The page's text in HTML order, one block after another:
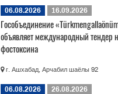
06.08.2026 16.09.2026
Гособъединение
объявляет международный тендер
фостоксина
г. Ашхабад, Арчабил шаёлы 92
06.08.2026 26.08.2026